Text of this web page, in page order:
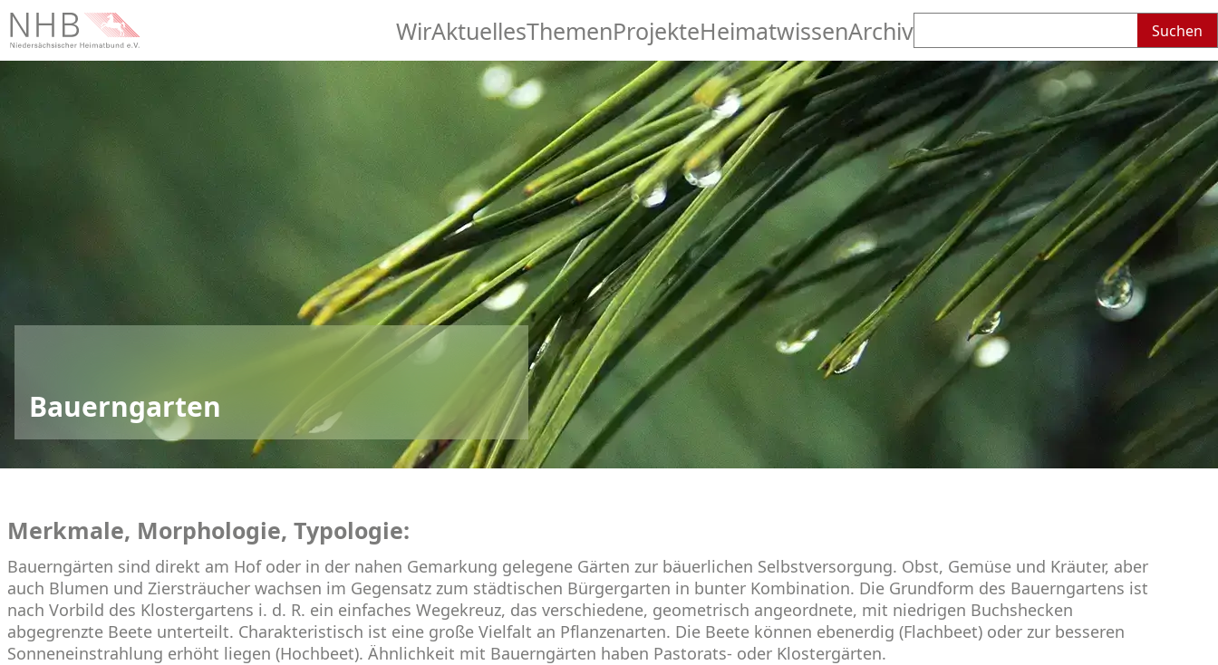
WirAktuellesThemenProjekteHeimatwissenArchivnach:
Bauerngarten
Merkmale, Morphologie, Typologie:
Bauerngärten sind direkt am Hof oder in der nahen Gemarkung gelegene Gärten zur bäuerlichen Selbstversorgung. Obst, Gemüse und Kräuter, aber
auch Blumen und Ziersträucher wachsen im Gegensatz zum städtischen Bürgergarten in bunter Kombination. Die Grundform des Bauerngartens ist
nach Vorbild des Klostergartens i. d. R. ein einfaches Wegekreuz, das verschiedene, geometrisch angeordnete, mit nie­drigen Buchshecken
abgegrenzte Beete unterteilt. Charakteristisch ist eine große Vielfalt an Pflanzenarten. Die Beete können ebenerdig (Flachbeet) oder zur besseren
Sonnen­ein­strahlung erhöht liegen (Hochbeet). Ähnlichkeit mit Bauerngärten haben Pastorats- oder Klostergärten.